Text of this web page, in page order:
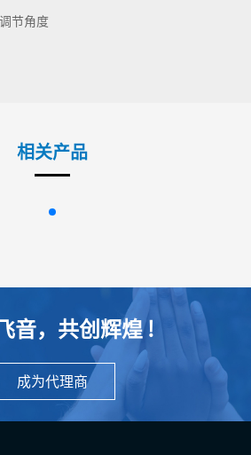
节角度
相关产品
音，共创辉煌 !
成为代理商